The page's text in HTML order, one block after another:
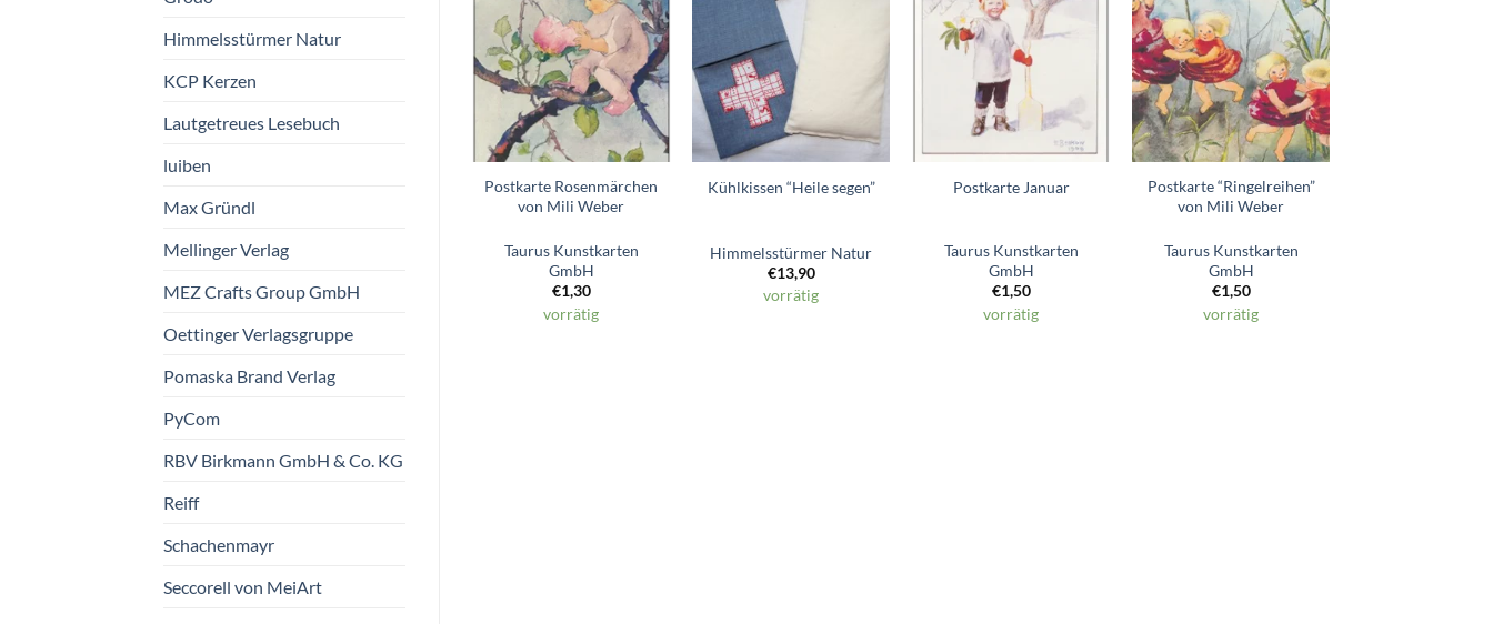
Himmelsstürmer Natur
KCP Kerzen
Lautgetreues Lesebuch
luiben
Max Gründl
Mellinger Verlag
MEZ Crafts Group GmbH
Oettinger Verlagsgruppe
Pomaska Brand Verlag
PyCom
RBV Birkmann GmbH & Co. KG
Reiff
Schachenmayr
Seccorell von MeiArt
Zum
Wunschzettel
hinzufügen
Postkarte Rosenmärchen
von Mili Weber
Taurus Kunstkarten
GmbH
€1,30
vorrätig
Kühlkissen “Heile segen”
Himmelsstürmer Natur
€13,90
vorrätig
Zum
Wunschzettel
hinzufügen
Postkarte Januar
Taurus Kunstkarten
GmbH
€1,50
vorrätig
Zum
Wunschzettel
hinzufügen
Postkarte “Ringelreihen”
von Mili Weber
Taurus Kunstkarten
GmbH
€1,50
vorrätig
Wunschzettel
Taurus Kunstkarten
Taurus Kunstkarten
€1,50